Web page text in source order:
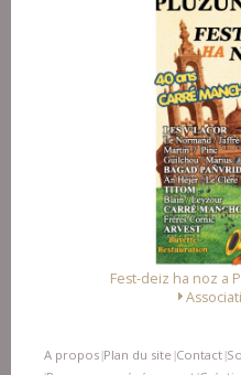
Fest-deiz ha noz a
A propos |Plan du site |Contact |